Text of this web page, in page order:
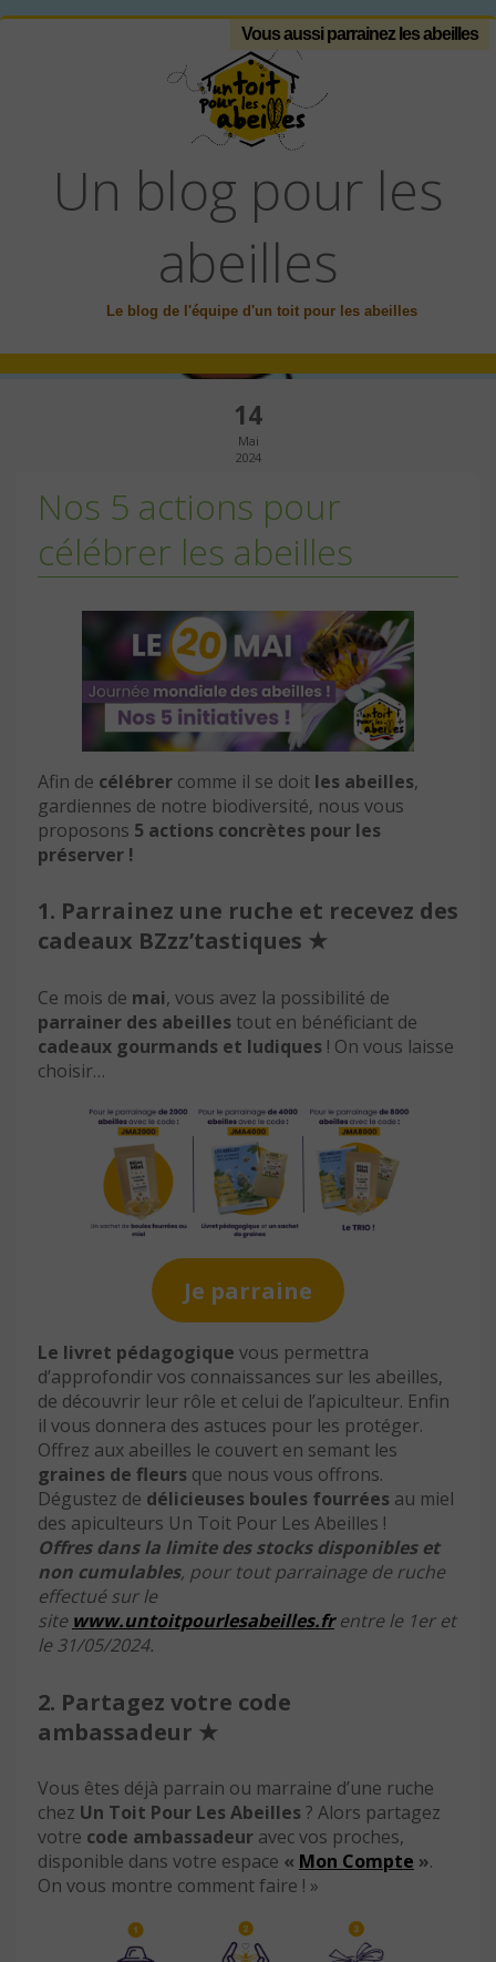
Vous aussi parrainez les abeilles
Un blog pour les
abeilles
Le blog de l'équipe d'un toit pour les abeilles
14
Mai
2024
Nos 5 actions pour
célébrer les abeilles
Afin de célébrer comme il se doit les abeilles,
gardiennes de notre biodiversité, nous vous
proposons 5 actions concrètes pour les
préserver !
1. Parrainez une ruche et recevez des
cadeaux BZzz’tastiques ★
Ce mois de mai, vous avez la possibilité de
parrainer des abeilles tout en bénéficiant de
cadeaux gourmands et ludiques ! On vous laisse
choisir…
Je parraine
Le livret pédagogique vous permettra
d’approfondir vos connaissances sur les abeilles,
de découvrir leur rôle et celui de l’apiculteur. Enfin
il vous donnera des astuces pour les protéger.
Offrez aux abeilles le couvert en semant les
graines de fleurs que nous vous offrons.
Dégustez de délicieuses boules fourrées au miel
des apiculteurs Un Toit Pour Les Abeilles !
Offres dans la limite des stocks disponibles et
non cumulables, pour tout parrainage de ruche
effectué sur le
site www.untoitpourlesabeilles.frentre le 1er et
le 31/05/2024.
2. Partagez votre code
ambassadeur ★
Vous êtes déjà parrain ou marraine d’une ruche
chez Un Toit Pour Les Abeilles? Alors partagez
votre code ambassadeur avec vos proches,
disponible dans votre espace « Mon Compte ».
On vous montre comment faire ! »